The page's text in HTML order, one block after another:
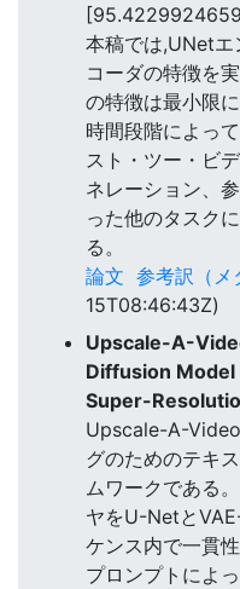
本稿では,UNetエ
コーダの特徴を
の特徴は最小限
時間段階によっ
スト・ツー・ビ
ネレーション、
った他のタスク
る。
論文 参考訳（メ
15T08:46:43Z)
Upscale-A-
Diffusion
Super-
Upscale-A-
グのためのテキ
ムワークである
ヤをU-Netと
ケンス内で一貫
プロンプトによ